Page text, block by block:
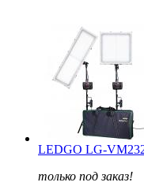
LEDGO LG-
только под заказ!